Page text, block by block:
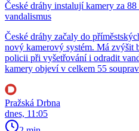
České dráhy instalují kamery za
vandalismus
České dráhy začaly do
nový kamerový systém. Má zvýšit
policii při vyšetřování i odradit
kamery objeví v celkem 55
Pražská Drbna
dnes, 11:05